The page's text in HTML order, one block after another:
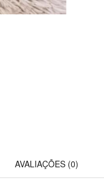
AVALIAÇÕES (0)